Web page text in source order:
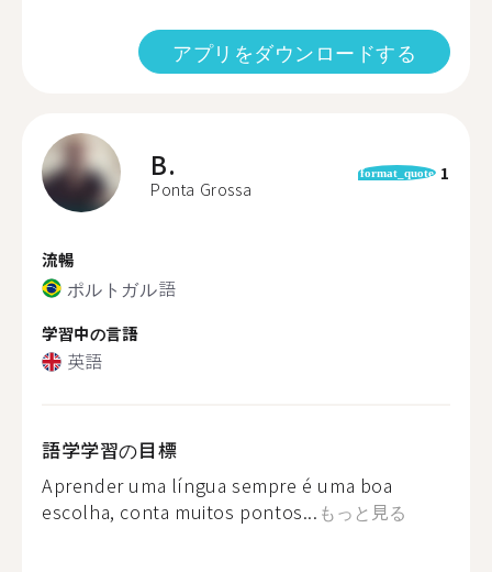
アプリをダウンロードする
B.
Ponta Grossa
format_quote 1
流暢
ポルトガル語
学習中の言語
英語
語学学習の目標
Aprender uma língua sempre é uma boa
escolha, conta muitos pontos... もっと見る